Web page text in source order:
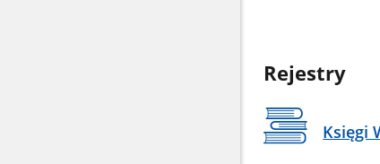
Rejestry
Księgi